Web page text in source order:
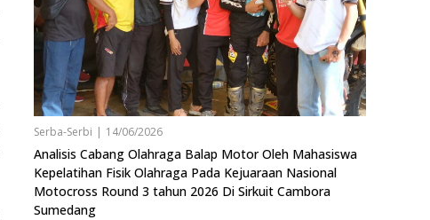
Serba-Serbi | 14/06/2026
Analisis Cabang Olahraga Balap Motor Oleh Mahasiswa
Kepelatihan Fisik Olahraga Pada Kejuaraan Nasional
Motocross Round 3 tahun 2026 Di Sirkuit Cambora
Sumedang